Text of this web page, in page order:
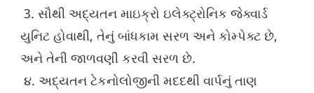
યુનિટ હોવાથી, તેનું બાંધકામ સરળ અને કોમ્પેક્ટ છે,
અને તેની જાળવણી કરવી સરળ છે.